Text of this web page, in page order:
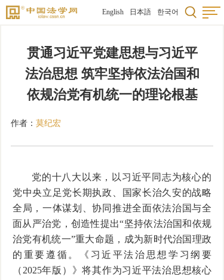
English 日本語 한국어
贯通习近平党建思想与习近平
法治思想 筑牢坚持依法治国和
依规治党有机统一的理论根基
作者： 莫纪宏
党的十八大以来，以习近平同志为核心的
党中央立足党长期执政、国家长治久安的战略
全局，一体谋划、协同推进全面依法治国与全
面从严治党，创造性提出“坚持依法治国和依规
治党有机统一”重大命题，成为新时代治国理政
的重要遵循。《习近平法治思想学习纲要
（2025年版）》将其作为习近平法治思想核心